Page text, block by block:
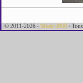
© 2011-2026 - Mode 2000 -